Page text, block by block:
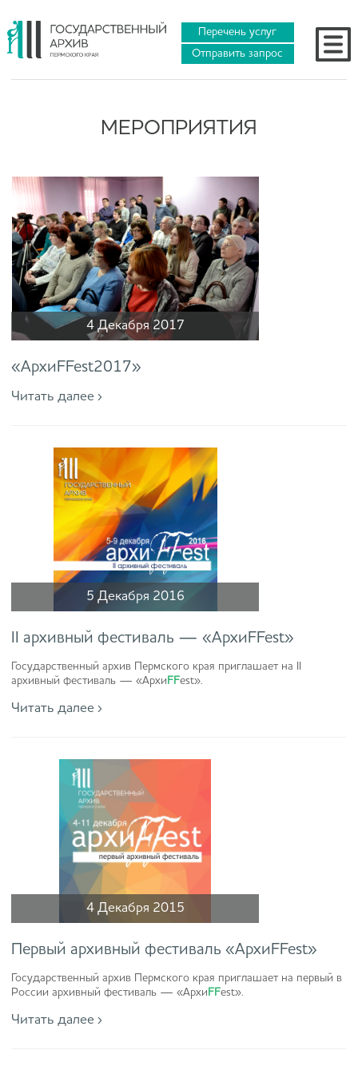
Перечень услуг
Отправить запрос
МЕРОПРИЯТИЯ
4 Декабря 2017
«АрхиFFest2017»
Читать далее ›
5 Декабря 2016
II архивный фестиваль — «АрхиFFest»
Государственный архив Пермского края приглашает на
архивный фестиваль — «Архи FFest».
Читать далее ›
4 Декабря 2015
Первый архивный фестиваль «АрхиFFest»
Государственный архив Пермского края приглашает на первый в
России архивный фестиваль — «Архи FFest».
Читать далее ›